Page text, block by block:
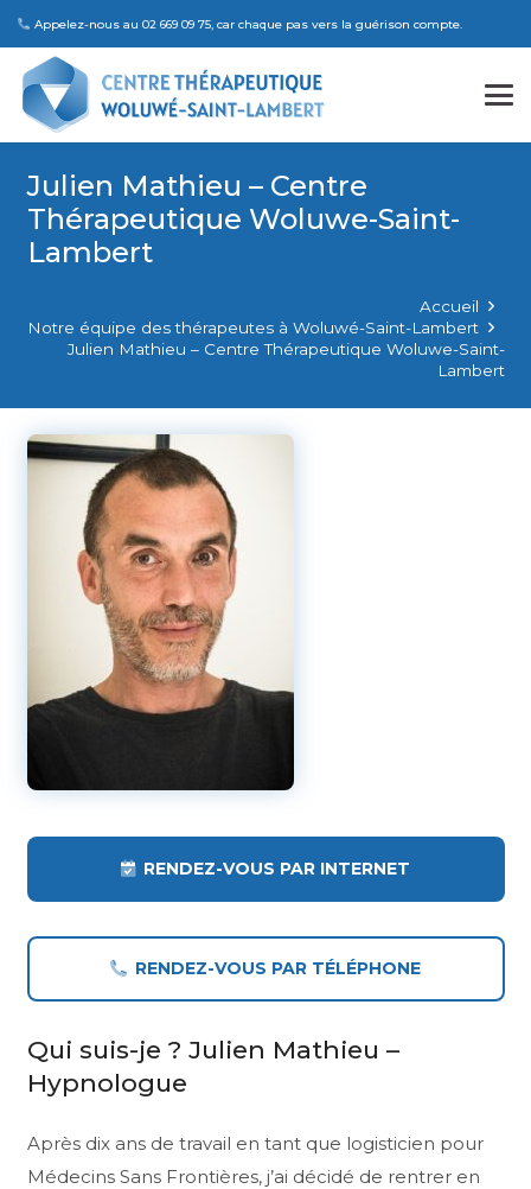
Appelez-nous au 02 669 09 75, car chaque pas vers la guérison compte.
Julien Mathieu – Centre
Thérapeutique Woluwe-Saint-
Lambert
Accueil
Notre équipe des thérapeutes à Woluwé-Saint-Lambert
Julien Mathieu – Centre Thérapeutique Woluwe-Saint-
Lambert
Qui suis-je ? Julien Mathieu –
Hypnologue
Après dix ans de travail en tant que logisticien pour
Médecins Sans Frontières, j’ai décidé de rentrer en
RENDEZ-VOUS PAR INTERNET
RENDEZ-VOUS PAR TÉLÉPHONE